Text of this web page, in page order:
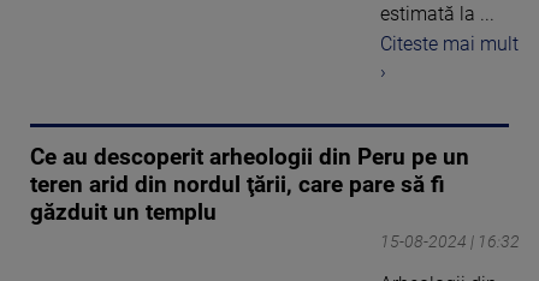
estimată la ...
Citeste mai mult
›
Ce au descoperit arheologii din Peru pe un
teren arid din nordul ţării, care pare să fi
găzduit un templu
15-08-2024 | 16:32